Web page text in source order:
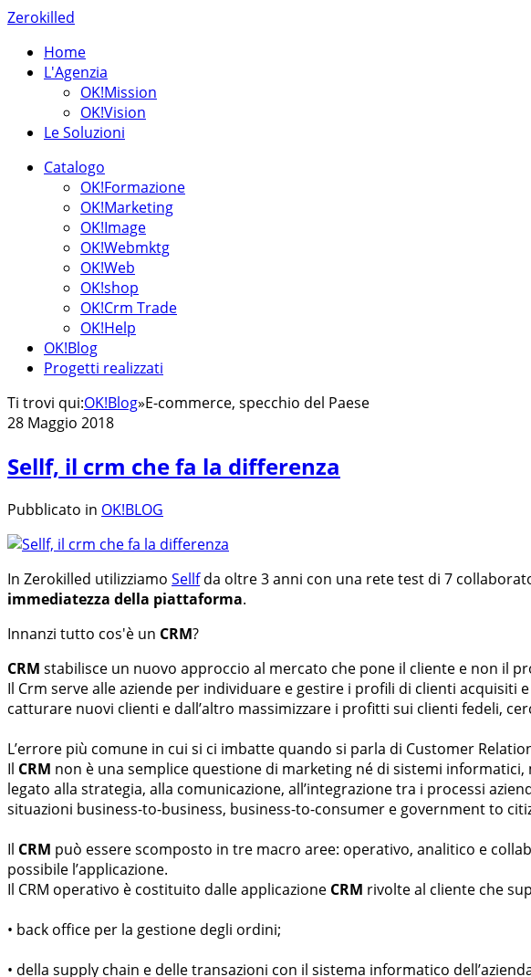
Zerokilled
Home
L'Agenzia
OK!Mission
OK!Vision
Le Soluzioni
Catalogo
OK!Formazione
OK!Marketing
OK!Image
OK!Webmktg
OK!Web
OK!shop
OK!Crm Trade
OK!Help
OK!Blog
Progetti realizzati
Ti trovi qui:OK!Blog»E-commerce, specchio del Paese
28 Maggio 2018
Sellf, il crm che fa la differenza
Pubblicato in OK!BLOG
In Zerokilled utilizziamo Sellfda oltre 3 anni con una rete test di 7
immediatezza della piattaforma.
Innanzi tutto cos'è un CRM?
CRM stabilisce un nuovo approccio al mercato che pone il cliente e non il
Il Crm serve alle aziende per individuare e gestire i profili di clienti
catturare nuovi clienti e dall’altro massimizzare i profitti sui clienti fedeli,
L’errore più comune in cui si ci imbatte quando si parla di Customer
Il CRM non è una semplice questione di marketing né di sistemi informatici,
legato alla strategia, alla comunicazione, all’integrazione tra i processi
situazioni business-to-business, business-to-consumer e government to
Il CRM può essere scomposto in tre macro aree: operativo, analitico e
possibile l’applicazione.
Il CRM operativo è costituito dalle applicazione CRM rivolte al cliente che
• back office per la gestione degli ordini;
• della supply chain e delle transazioni con il sistema informatico